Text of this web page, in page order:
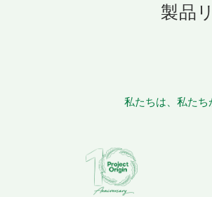
製品
私たちは、私た